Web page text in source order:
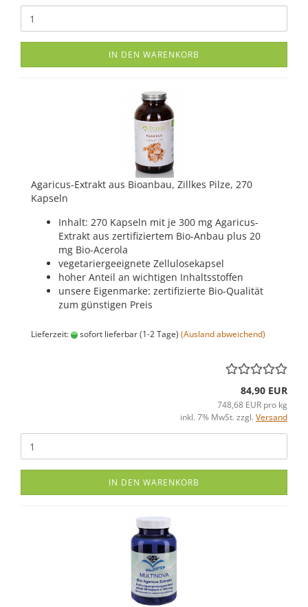
IN DEN WARENKORB
Agaricus-Extrakt aus Bioanbau, Zillkes Pilze, 270
Kapseln
Inhalt: 270 Kapseln mit je 300 mg Agaricus-
Extrakt aus zertifiziertem Bio-Anbau plus 20
mg Bio-Acerola
vegetariergeeignete Zellulosekapsel
hoher Anteil an wichtigen Inhaltsstoffen
unsere Eigenmarke: zertifizierte Bio-Qualität
zum günstigen Preis
Lieferzeit: sofort lieferbar (1-2 Tage) (Ausland abweichend)
84,90 EUR
748,68 EUR pro kg
inkl. 7% MwSt. zzgl. Versand
IN DEN WARENKORB